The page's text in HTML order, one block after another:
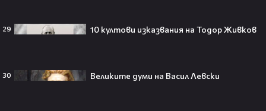
29 10 култови изказвания на Тодор Живков
30 Великите думи на Васил Левски
мечта от Холанд — всеки